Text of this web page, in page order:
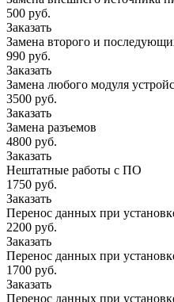
500 руб.
Заказать
Замена второго и
990 руб.
Заказать
Замена любого модуля
3500 руб.
Заказать
Замена разъемов
4800 руб.
Заказать
Нештатные работы с ПО
1750 руб.
Заказать
Перенос данных при
2200 руб.
Заказать
Перенос данных при
1700 руб.
Заказать
Перенос данных при